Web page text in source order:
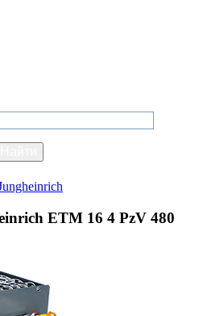
ETM 16 4 PzV 480